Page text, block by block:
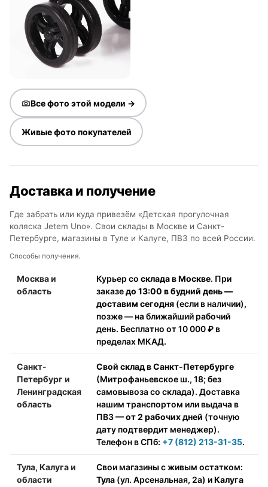
Все фото этой модели →
Живые фото покупателей
Доставка и получение
Где забрать или куда привезём «Детская прогулочная
коляска Jetem Uno». Свои склады в Москве и Санкт-
Петербурге, магазины в Туле и Калуге, ПВЗ по всей России.
Способы получения.
Москва и
область
Курьер со склада в Москве. При
заказедо 13:00 в будний день —
доставим сегодня (если в наличии),
позже — на ближайший рабочий
день. Бесплатно от 10 000 ₽ в
пределах МКАД.
Санкт-
Петербург и
Ленинградская
область
Свой склад в Санкт-Петербурге
(Митрофаньевское ш., 18; без
самовывоза со склада). Доставка
нашим транспортом или выдача в
ПВЗ —от 2 рабочих дней (точную
дату подтвердит менеджер).
Телефон в СПб: +7 (812) 213-31-35.
Тула, Калуга и
области
Свои магазины с живым остатком:
Тула (ул. Арсенальная, 2а) иКалуга